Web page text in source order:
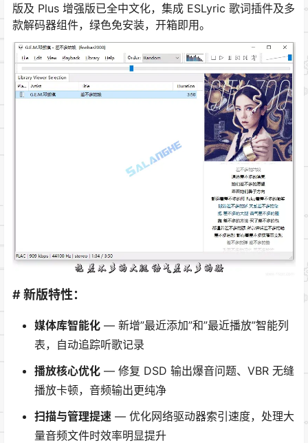
版及 Plus 增强版已全中文化，集成 ESLyric 歌词插件及多
款解码器组件，绿色免安装，开箱即用。
# 新版特性：
媒体库智能化 — 新增”最近添加”和”最近播放”智能列
表，自动追踪听歌记录
播放核心优化 — 修复 DSD 输出爆音问题、VBR 无缝
播放卡顿，音频输出更纯净
扫描与管理提速 — 优化网络驱动器索引速度，处理大
量音频文件时效率明显提升